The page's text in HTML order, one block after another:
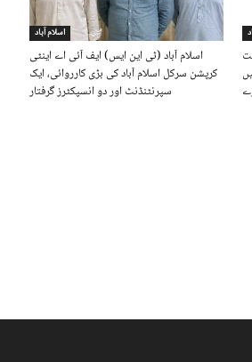
اسلام آباد
اسلام آباد (ٹی این ایس) ایف آئی اے اینٹی
کرپشن سرکل اسلام آباد کی بڑی کارروائی، ایک
سپرنٹنڈنٹ اور دو انسپکٹرز گرفتار